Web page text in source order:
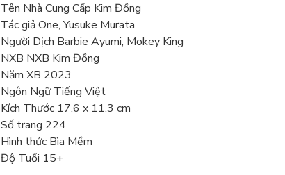
Tên Nhà Cung Cấp Kim Đồng
Tác giả One, Yusuke Murata
Người Dịch Barbie Ayumi, Mokey King
NXB NXB Kim Đồng
Năm XB 2023
Ngôn Ngữ Tiếng Việt
Kích Thước 17.6 x 11.3 cm
Số trang 224
Hình thức Bìa Mềm
Độ Tuổi 15+